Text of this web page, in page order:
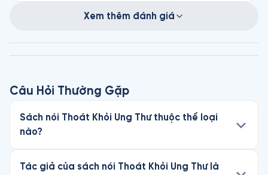
Xem thêm đánh giá
Câu Hỏi Thường Gặp
Sách nói Thoát Khỏi Ung Thư thuộc thể loại
nào?
Tác giả của sách nói Thoát Khỏi Ung Thư là